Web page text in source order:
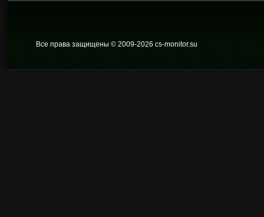
Все права защищены © 2009-2026 cs-monitor.su